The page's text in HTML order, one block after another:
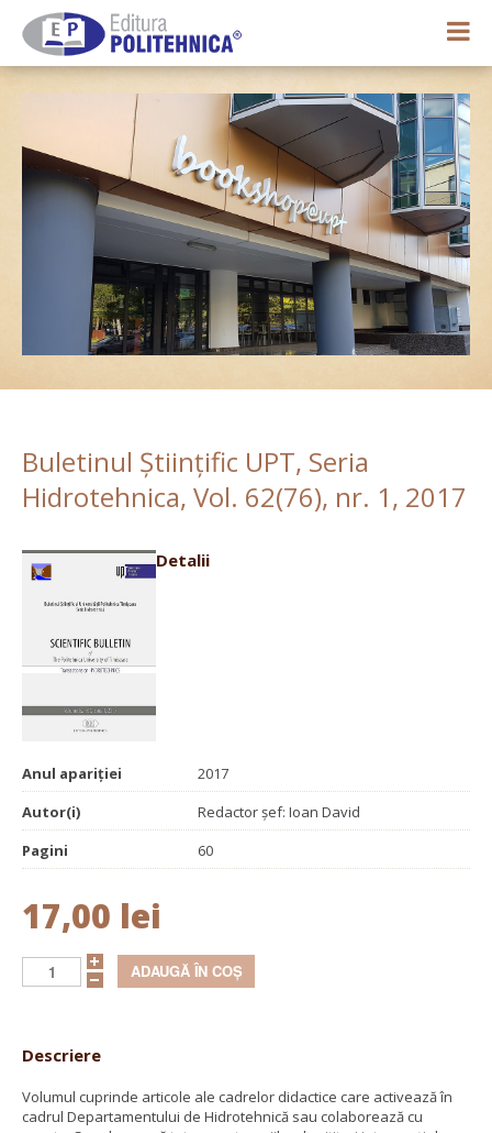
0,00 lei
Buletinul Ştiinţific UPT, Seria
Hidrotehnica, Vol. 62(76), nr. 1, 2017
Detalii
Anul apariției
2017
Autor(i)
Redactor şef: Ioan David
Pagini
60
17,00 lei
Descriere
Volumul cuprinde articole ale cadrelor didactice care activează în
cadrul Departamentului de Hidrotehnică sau colaborează cu